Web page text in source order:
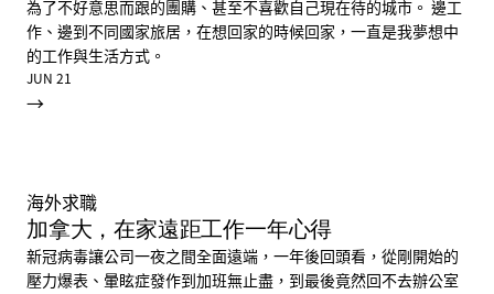
為了不好意思而跟的團購、甚至不喜歡自己現在待的城市。 邊工
作、邊到不同國家旅居，在想回家的時候回家，一直是我夢想中
的工作與生活方式。
JUN 21
→
海外求職
加拿大，在家遠距工作一年心得
新冠病毒讓公司一夜之間全面遠端，一年後回頭看，從剛開始的
壓力爆表、暈眩症發作到加班無止盡，到最後竟然回不去辦公室